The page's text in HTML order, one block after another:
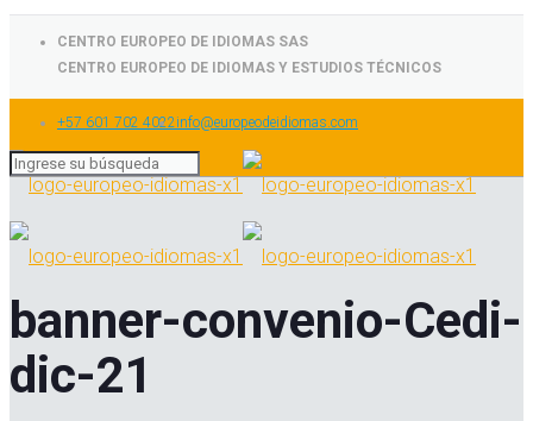
CENTRO EUROPEO DE IDIOMAS SAS
CENTRO EUROPEO DE IDIOMAS Y ESTUDIOS TÉCNICOS
+57 601 702 4022info@europeodeidiomas.com
banner-convenio-Cedi-
dic-21